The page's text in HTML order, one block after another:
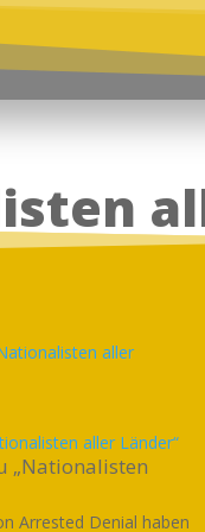
aller Länder“
„Nationalisten
Arrested Denial haben